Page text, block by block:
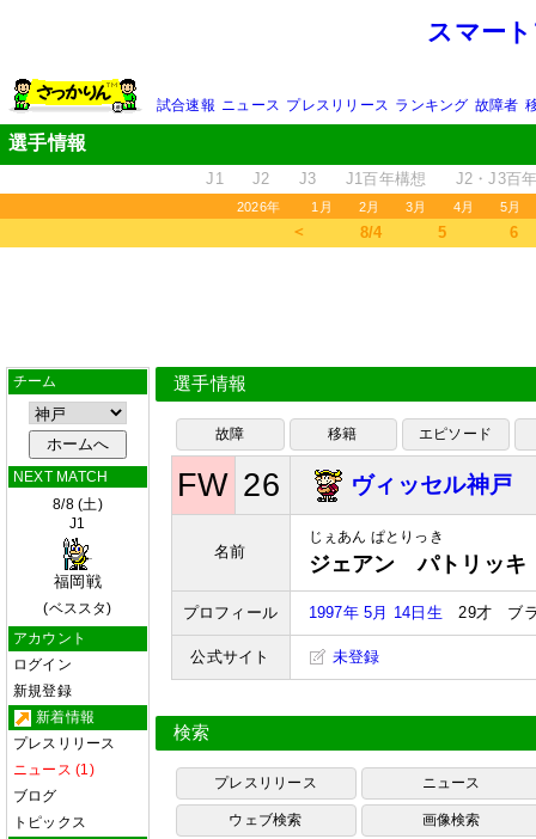
スマー
試合速報 ニュース プレスリリース ランキング 故障者
選手情報
J1 J2 J3 J1百年構想 J2・J3百
2026年 1月 2月 3月 4月 5月
＜ 8/4 5 6
チーム
NEXT MATCH
8/8 (土)
J1
福岡戦
(ベススタ)
アカウント
ログイン
新規登録
新着情報
プレスリリース
ニュース (1)
ブログ
トピックス
選手情報
故障 移籍 エピソード
FW 26 ヴィッセル神戸
名前
じぇあん ぱとりっき
ジェアン パトリッキ
プロフィール 1997年 5月 14日生 29才 ブラ
公式サイト 未登録
検索
プレスリリース ニュース
ウェブ検索 画像検索